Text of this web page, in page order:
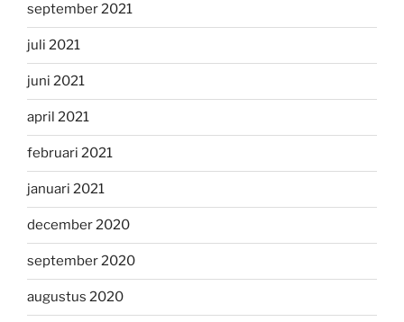
september 2021
juli 2021
juni 2021
april 2021
februari 2021
januari 2021
december 2020
september 2020
augustus 2020